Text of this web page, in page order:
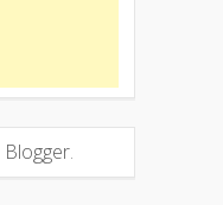
Blogger.